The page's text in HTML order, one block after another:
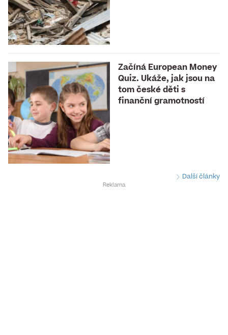
Začíná European Money
Quiz. Ukáže, jak jsou na
tom české děti s
finanční gramotností
Další články